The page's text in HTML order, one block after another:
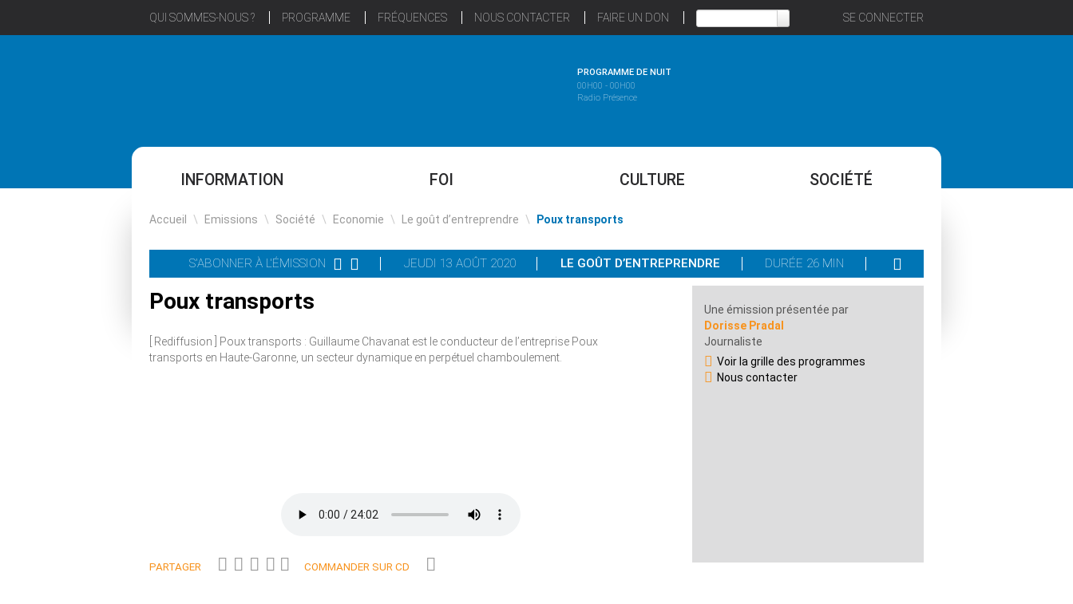
QUI SOMMES-NOUS ? PROGRAMME FRÉQUENCES NOUS CONTACTER FAIRE UN DON SE CONNECTER
PROGRAMME DE NUIT
00H00 - 00H00
Radio Présence
INFORMATION FOI CULTURE SOCIÉTÉ
Accueil \ Emissions \ Société \ Economie \ Le goût d’entreprendre \ Poux transports
S'ABONNER À L'ÉMISSION JEUDI 13 AOÛT 2020 LE GOÛT D’ENTREPRENDRE DURÉE 26 MIN
Poux transports
[ Rediffusion ] Poux transports : Guillaume Chavanat est le conducteur de l’entreprise Poux
transports en Haute-Garonne, un secteur dynamique en perpétuel chamboulement.
PARTAGER COMMANDER SUR CD
Une émission présentée par
Dorisse Pradal
Journaliste
Voir la grille des programmes
Nous contacter